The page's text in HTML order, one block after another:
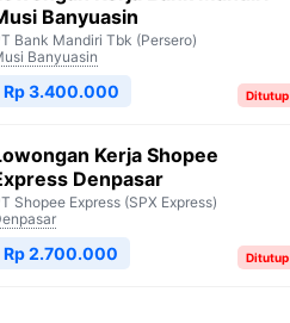
Banyuasin
Bank Mandiri Tbk (Persero)
Banyuasin
Ditutup
Rp 3.400.000
Kerja Shopee
Denpasar
Shopee Express (SPX Express)
Ditutup
Rp 2.700.000